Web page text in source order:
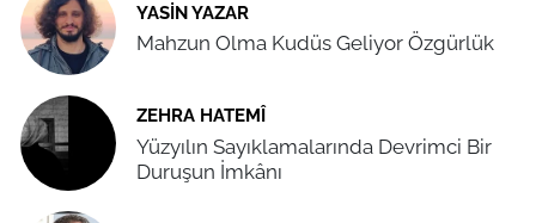
YASIN YAZAR
Mahzun Olma Kudüs Geliyor Özgürlük
ZEHRA HATEMÎ
Yüzyılın Sayıklamalarında Devrimci Bir
Duruşun İmkânı